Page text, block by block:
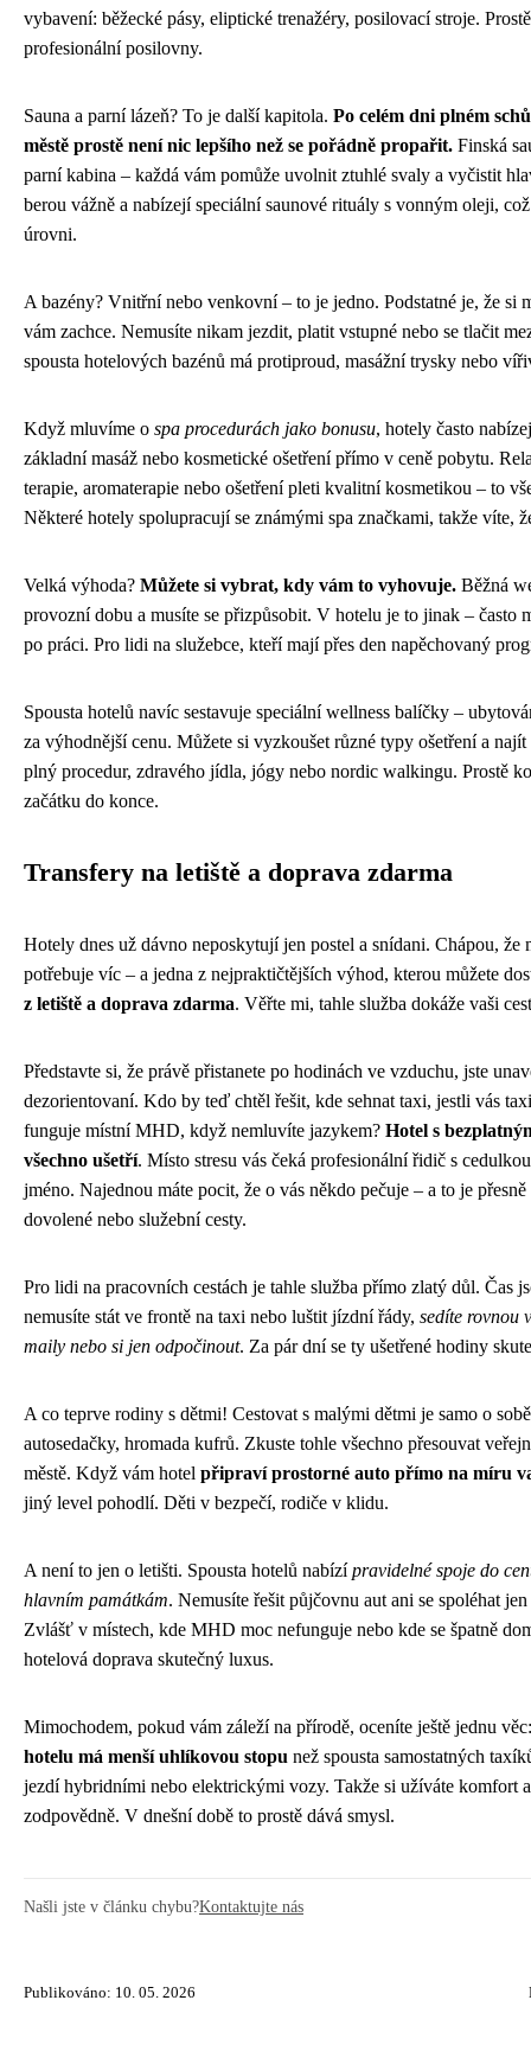
vybavení: běžecké pásy, eliptické trenažéry, posilovací stroje.
profesionální posilovny.
Sauna a parní lázeň? To je další kapitola. Po celém dni plném
městě prostě není nic lepšího než se pořádně propařit. Finská
parní kabina – každá vám pomůže uvolnit ztuhlé svaly a vyčistit
berou vážně a nabízejí speciální saunové rituály s vonným oleji,
úrovni.
A bazény? Vnitřní nebo venkovní – to je jedno. Podstatné je, že si
vám zachce. Nemusíte nikam jezdit, platit vstupné nebo se tlačit
spousta hotelových bazénů má protiproud, masážní trysky nebo
Když mluvíme o spa procedurách jako bonusu, hotely často
základní masáž nebo kosmetické ošetření přímo v ceně pobytu.
terapie, aromaterapie nebo ošetření pleti kvalitní kosmetikou – to
Některé hotely spolupracují se známými spa značkami, takže víte,
Velká výhoda? Můžete si vybrat, kdy vám to vyhovuje. Běžná
provozní dobu a musíte se přizpůsobit. V hotelu je to jinak – často
po práci. Pro lidi na služebce, kteří mají přes den napěchovaný
Spousta hotelů navíc sestavuje speciální wellness balíčky –
za výhodnější cenu. Můžete si vyzkoušet různé typy ošetření a
plný procedur, zdravého jídla, jógy nebo nordic walkingu. Prostě
začátku do konce.
Transfery na letiště a doprava zdarma
Hotely dnes už dávno neposkytují jen postel a snídani. Chápou, že
potřebuje víc – a jedna z nejpraktičtějších výhod, kterou můžete
z letiště a doprava zdarma. Věřte mi, tahle služba dokáže vaši
Představte si, že právě přistanete po hodinách ve vzduchu, jste
dezorientovaní. Kdo by teď chtěl řešit, kde sehnat taxi, jestli vás
funguje místní MHD, když nemluvíte jazykem? Hotel s
všechno ušetří. Místo stresu vás čeká profesionální řidič s
jméno. Najednou máte pocit, že o vás někdo pečuje – a to je
dovolené nebo služební cesty.
Pro lidi na pracovních cestách je tahle služba přímo zlatý důl. Čas
nemusíte stát ve frontě na taxi nebo luštit jízdní řády, sedíte rovnou
maily nebo si jen odpočinout. Za pár dní se ty ušetřené hodiny
A co teprve rodiny s dětmi! Cestovat s malými dětmi je samo o
autosedačky, hromada kufrů. Zkuste tohle všechno přesouvat
městě. Když vám hotel připraví prostorné auto přímo na míru
jiný level pohodlí. Děti v bezpečí, rodiče v klidu.
A není to jen o letišti. Spousta hotelů nabízípravidelné spoje do
hlavním památkám. Nemusíte řešit půjčovnu aut ani se spoléhat
Zvlášť v místech, kde MHD moc nefunguje nebo kde se špatně
hotelová doprava skutečný luxus.
Mimochodem, pokud vám záleží na přírodě, oceníte ještě jednu
hotelu má menší uhlíkovou stopu než spousta samostatných
jezdí hybridními nebo elektrickými vozy. Takže si užíváte komfort
zodpovědně. V dnešní době to prostě dává smysl.
Našli jste v článku chybu?Kontaktujte nás
Publikováno: 10. 05. 2026